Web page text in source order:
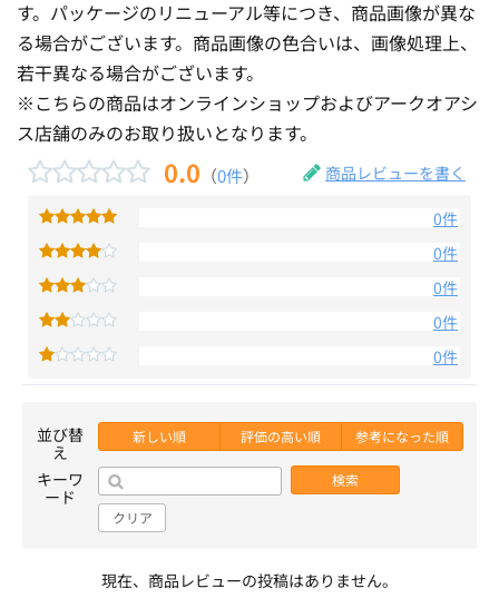
す。パッケージのリニューアル等につき、商品画像が異な
る場合がございます。商品画像の色合いは、画像処理上、
若干異なる場合がございます。
※こちらの商品はオンラインショップおよびアークオアシ
ス店舗のみのお取り扱いとなります。
0.0 （0件） 商品レビューを書く
0件
0件
0件
0件
0件
並び替
え
新しい順 評価の高い順 参考になった順
キーワ
ード
検索
クリア
現在、商品レビューの投稿はありません。